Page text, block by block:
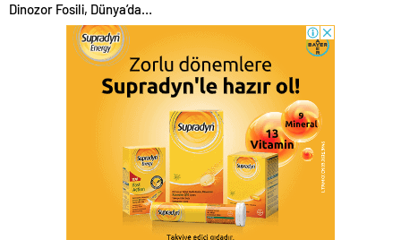
Dinozor Fosili, Dünya’da
Yürüyen En Büyük
Dinozorlardan Birine Ait